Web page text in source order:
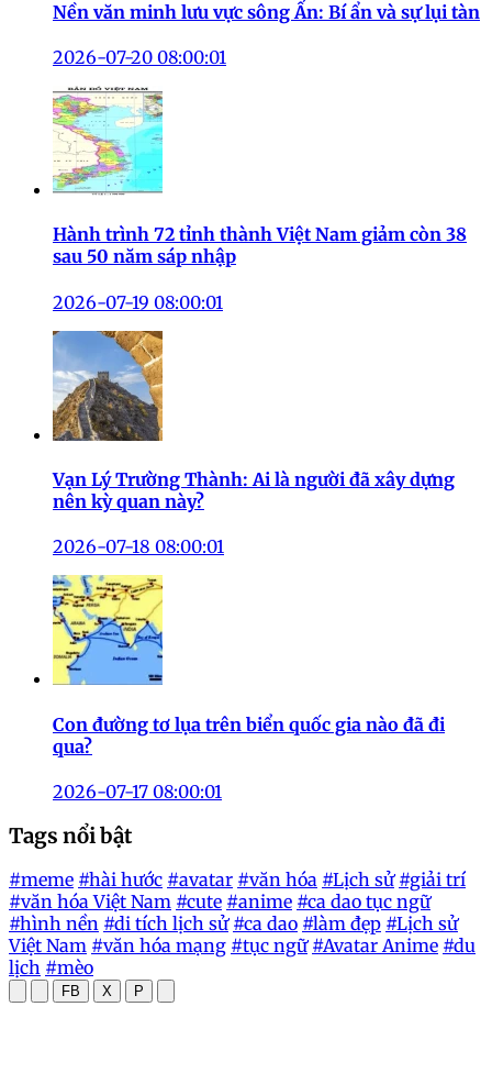
Nền văn minh lưu vực sông Ấn: Bí ẩn và sự lụi tàn
2026-07-20 08:00:01
Hành trình 72 tỉnh thành Việt Nam giảm còn 38
sau 50 năm sáp nhập
2026-07-19 08:00:01
Vạn Lý Trường Thành: Ai là người đã xây dựng
nên kỳ quan này?
2026-07-18 08:00:01
Con đường tơ lụa trên biển quốc gia nào đã đi
qua?
2026-07-17 08:00:01
Tags nổi bật
#meme #hài hước #avatar #văn hóa #Lịch sử #giải trí
#văn hóa Việt Nam #cute #anime #ca dao tục ngữ
#hình nền #di tích lịch sử #ca dao #làm đẹp #Lịch sử
Việt Nam #văn hóa mạng #tục ngữ #Avatar Anime #du
lịch #mèo
FB X P